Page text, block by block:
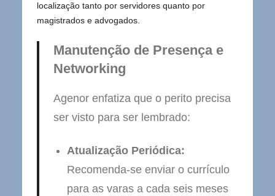
localização tanto por servidores quanto por
magistrados e advogados.
Manutenção de Presença e
Networking
Agenor enfatiza que o perito precisa
ser visto para ser lembrado:
Atualização Periódica:
Recomenda-se enviar o currículo
para as varas a cada seis meses